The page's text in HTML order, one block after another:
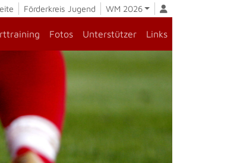
Förderkreis Jugend WM 2026
Fotos Unterstützer Links